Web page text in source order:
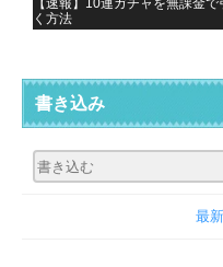
【速報】10連ガチャを無課金で
く方法
書き込み
最